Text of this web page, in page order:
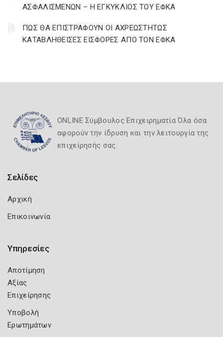
ΑΣΦΑΛΙΣΜΕΝΩΝ – Η ΕΓΚΥΚΛΙΟΣ ΤΟΥ ΕΦΚΑ
ΠΩΣ ΘΑ ΕΠΙΣΤΡΑΦΟΥΝ ΟΙ ΑΧΡΕΩΣΤΗΤΩΣ
ΚΑΤΑΒΛΗΘΕΙΣΕΣ ΕΙΣΦΟΡΕΣ ΑΠΟ ΤΟΝ ΕΦΚΑ
ONLINE Σύμβουλος Επιχειρηματία Όλα όσα
αφορούν την ίδρυση και την λειτουργία της
επιχείρησής σας.
Σελίδες
Αρχική
Επικοινωνία
Υπηρεσίες
Αποτίμηση
Αξίας
Επιχείρησης
Υποβολή
Ερωτημάτων